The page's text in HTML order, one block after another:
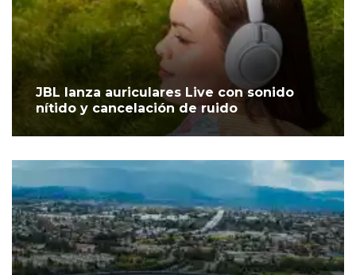
JBL lanza auriculares Live con sonido
nítido y cancelación de ruido